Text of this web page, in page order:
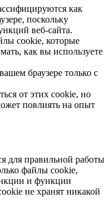
как
поскольку
веб-сайта.
cookie, которые
как вы используете
браузере только с
от этих cookie, но
повлиять на опыт
для правильной работы
файлы cookie,
и функции
не хранят никакой